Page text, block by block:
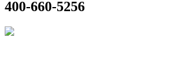
400-660-5256